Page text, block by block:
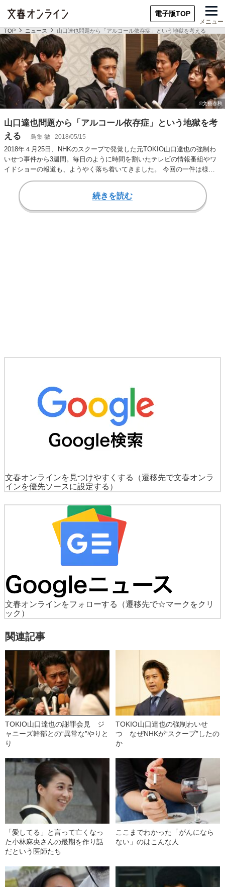
電子版TOP
メニュー
TOP ニュース 山口達也問題から「アルコール依存症」という地獄を考える
山口達也問題から「アルコール依存症」という地獄を考
える
鳥集 徹 2018/05/15
2018年４月25日、NHKのスクープで発覚した元TOKIO山口達也の強制わ
いせつ事件から3週間。毎日のように時間を割いたテレビの情報番組やワ
イドショーの報道も、ようやく落ち着いてきました。 今回の一件は様々
な問題…
続きを読む
文春オンラインを見つけやすくする
（遷移先で文春オンラ
インを優先ソースに設定する）
文春オンラインをフォローする
（遷移先で☆マークをクリ
ック）
関連記事
TOKIO山口達也の謝罪会見 ジ
ャニーズ幹部との“異常な”やりと
り
TOKIO山口達也の強制わいせ
つ なぜNHKが“スクープ”したの
か
「愛してる」と言って亡くなっ
た小林麻央さんの最期を作り話
だという医師たち
ここまでわかった「がんになら
ない」のはこんな人